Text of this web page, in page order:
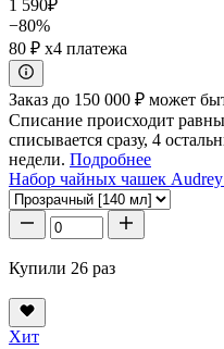
1 590₽
−80%
80 ₽ x4 платежа
Заказ до 150 000 ₽ может
Списание происходит
списывается сразу, 4
недели. Подробнее
Набор чайных чашек
Купили 26 раз
Хит